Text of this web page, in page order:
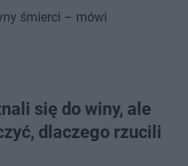
śmierci – mówi
się do winy, ale
dlaczego rzucili